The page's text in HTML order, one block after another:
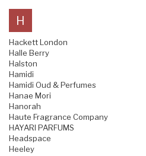
H
Hackett London
Halle Berry
Halston
Hamidi
Hamidi Oud & Perfumes
Hanae Mori
Hanorah
Haute Fragrance Company
HAYARI PARFUMS
Headspace
Heeley